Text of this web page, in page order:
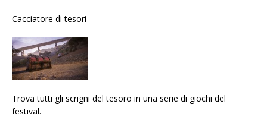
Cacciatore di tesori
Trova tutti gli scrigni del tesoro in una serie di giochi del
festival.